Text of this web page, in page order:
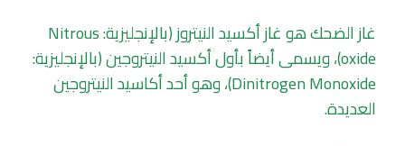
غاز الضحك هو غاز أكسيد النيتروز (بالإنجليزية: Nitrous
oxide)، ويسمى أيضاً بأول أكسيد النيتروجين (بالإنجليزية:
Dinitrogen Monoxide)، وهو أحد أكاسيد النيتروجين
العديدة.